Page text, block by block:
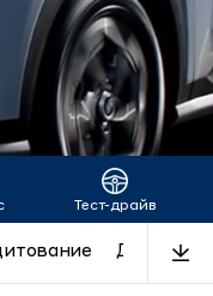
Тест-драйв
Дизайн